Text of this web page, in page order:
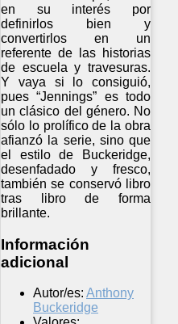
en su interés por
definirlos bien y
convertirlos en un
referente de las historias
de escuela y travesuras.
Y vaya si lo consiguió,
pues “Jennings” es todo
un clásico del género. No
sólo lo prolífico de la obra
afianzó la serie, sino que
el estilo de Buckeridge,
desenfadado y fresco,
también se conservó libro
tras libro de forma
brillante.
Información
adicional
Autor/es: Anthony
Buckeridge